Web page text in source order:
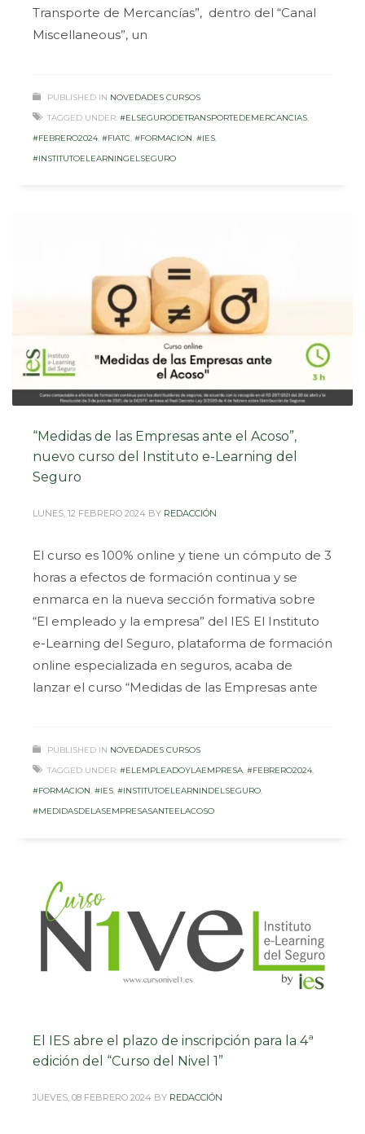
Transporte de Mercancías”, dentro del “Canal
Miscellaneous”, un
PUBLISHED IN NOVEDADES CURSOS
TAGGED UNDER: #ELSEGURODETRANSPORTEDEMERCANCIAS,
#FEBRERO2024, #FIATC, #FORMACION, #IES,
#INSTITUTOELEARNINGELSEGURO
“Medidas de las Empresas ante el Acoso”,
nuevo curso del Instituto e-Learning del
Seguro
LUNES, 12 FEBRERO 2024 BY REDACCIÓN
El curso es 100% online y tiene un cómputo de 3
horas a efectos de formación continua y se
enmarca en la nueva sección formativa sobre
“El empleado y la empresa” del IES El Instituto
e-Learning del Seguro, plataforma de formación
online especializada en seguros, acaba de
lanzar el curso “Medidas de las Empresas ante
PUBLISHED IN NOVEDADES CURSOS
TAGGED UNDER: #ELEMPLEADOYLAEMPRESA, #FEBRERO2024,
#FORMACION, #IES, #INSTITUTOELEARNINDELSEGURO,
#MEDIDASDELASEMPRESASANTEELACOSO
El IES abre el plazo de inscripción para la 4ª
edición del “Curso del Nivel 1”
JUEVES, 08 FEBRERO 2024 BY REDACCIÓN